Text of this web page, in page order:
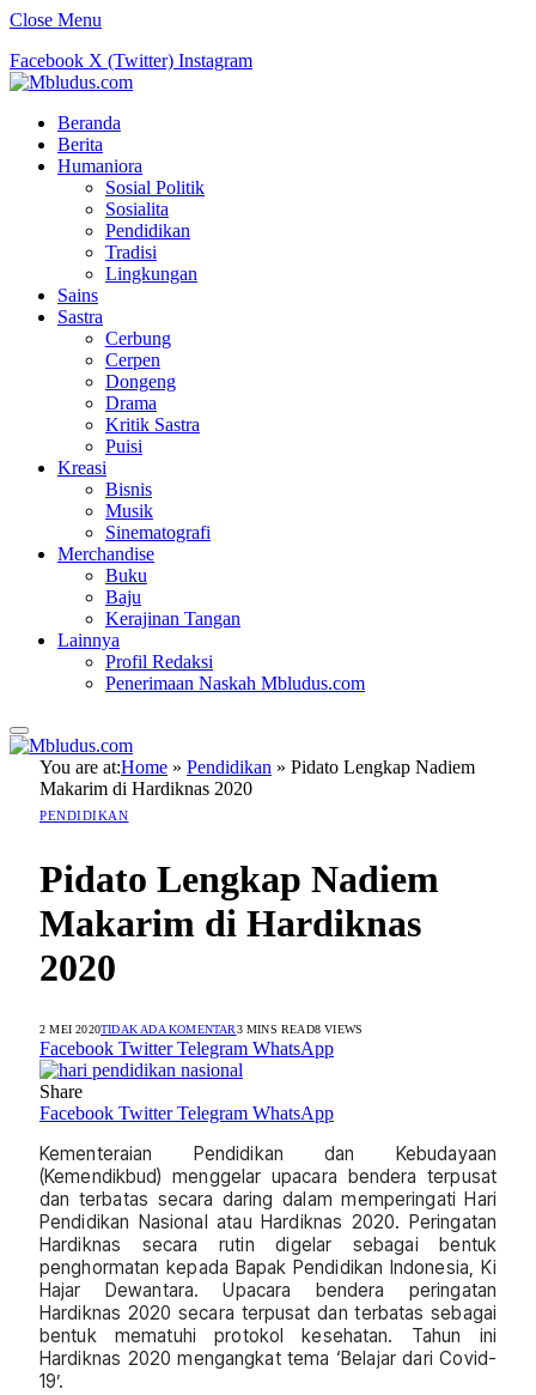
Close Menu
Facebook X (Twitter) Instagram
Beranda
Berita
Humaniora
Sosial Politik
Sosialita
Pendidikan
Tradisi
Lingkungan
Sains
Sastra
Cerbung
Cerpen
Dongeng
Drama
Kritik Sastra
Puisi
Kreasi
Bisnis
Musik
Sinematografi
Merchandise
Buku
Baju
Kerajinan Tangan
Lainnya
Profil Redaksi
Penerimaan Naskah Mbludus.com
You are at:Home » Pendidikan » Pidato Lengkap Nadiem
Makarim di Hardiknas 2020
PENDIDIKAN
Pidato Lengkap Nadiem
Makarim di Hardiknas
2020
2 MEI 2020TIDAK ADA KOMENTAR3 MINS READ8VIEWS
Facebook Twitter Telegram WhatsApp
Share
Facebook Twitter Telegram WhatsApp
Kementeraian Pendidikan dan Kebudayaan
(Kemendikbud) menggelar upacara bendera terpusat
dan terbatas secara daring dalam memperingati Hari
Pendidikan Nasional atau Hardiknas 2020. Peringatan
Hardiknas secara rutin digelar sebagai bentuk
penghormatan kepada Bapak Pendidikan Indonesia, Ki
Hajar Dewantara. Upacara bendera peringatan
Hardiknas 2020 secara terpusat dan terbatas sebagai
bentuk mematuhi protokol kesehatan. Tahun ini
Hardiknas 2020 mengangkat tema ‘Belajar dari Covid-
19’.